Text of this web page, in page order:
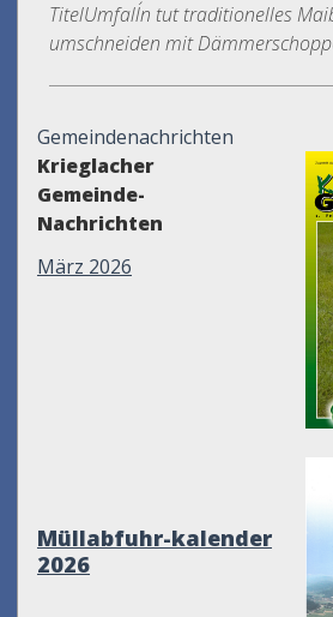
TitelUmfall´n tut traditionelles
umschneiden mit
Gemeindenachrichten
Krieglacher
Gemeinde-
Nachrichten
März 2026
Müllabfuhr-kalender
2026